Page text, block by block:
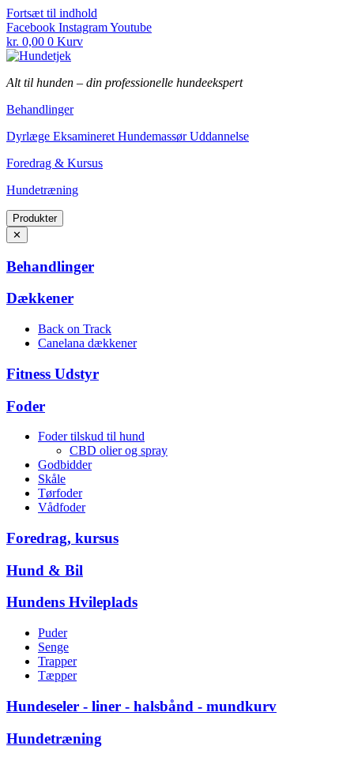
Fortsæt til indhold
Facebook InstagramYoutube
kr. 0,00 0 Kurv
Alt til hunden – din professionelle hundeekspert
Behandlinger
Dyrlæge Eksamineret Hundemassør Uddannelse
Foredrag & Kursus
Hundetræning
Produkter
✕
Behandlinger
Dækkener
Back on Track
Canelana dækkener
Fitness Udstyr
Foder
Foder tilskud til hund
CBD olier og spray
Godbidder
Skåle
Tørfoder
Vådfoder
Foredrag, kursus
Hund & Bil
Hundens Hvileplads
Puder
Senge
Trapper
Tæpper
Hundeseler - liner - halsbånd - mundkurv
Hundetræning